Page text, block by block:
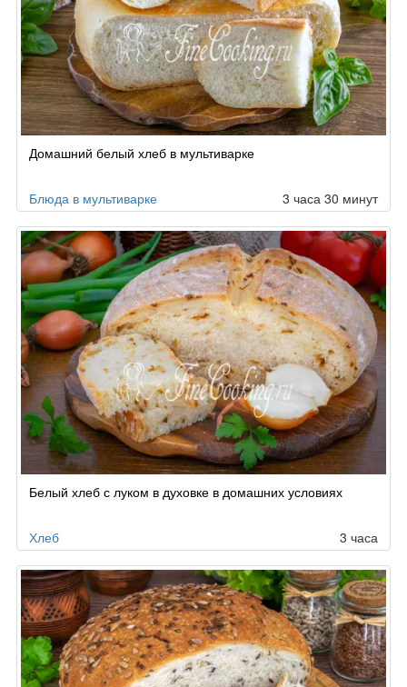
Домашний белый хлеб в мультиварке
Блюда в мультиварке 3 часа 30 минут
Белый хлеб с луком в духовке в домашних условиях
Хлеб 3 часа